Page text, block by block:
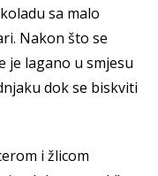
sa malo
Nakon što se
je lagano u smjesu
dok se biskviti
i žlicom